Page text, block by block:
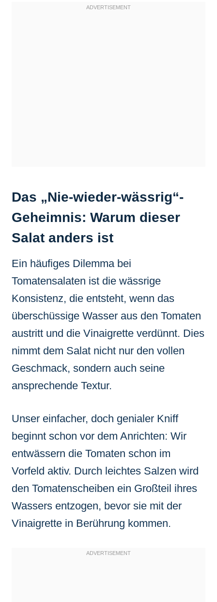
Das „Nie-wieder-wässrig“-
Geheimnis: Warum dieser
Salat anders ist
Ein häufiges Dilemma bei
Tomatensalaten ist die wässrige
Konsistenz, die entsteht, wenn das
überschüssige Wasser aus den Tomaten
austritt und die Vinaigrette verdünnt. Dies
nimmt dem Salat nicht nur den vollen
Geschmack, sondern auch seine
ansprechende Textur.
Unser einfacher, doch genialer Kniff
beginnt schon vor dem Anrichten: Wir
entwässern die Tomaten schon im
Vorfeld aktiv. Durch leichtes Salzen wird
den Tomatenscheiben ein Großteil ihres
Wassers entzogen, bevor sie mit der
Vinaigrette in Berührung kommen.